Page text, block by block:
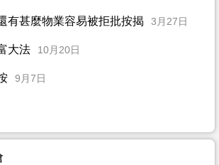
有甚麼物業容易被拒批按揭 3月27日
大法 10月20日
9月7日